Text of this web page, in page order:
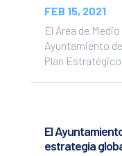
FEB 15, 2021
El Área de
Ayuntamiento
Plan
El
estrategia